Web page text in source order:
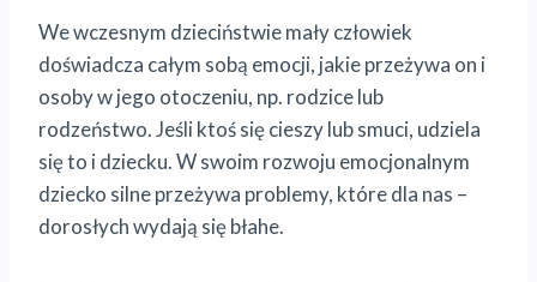
We wczesnym dzieciństwie mały człowiek
doświadcza całym sobą emocji, jakie przeżywa on i
osoby w jego otoczeniu, np. rodzice lub
rodzeństwo. Jeśli ktoś się cieszy lub smuci, udziela
się to i dziecku. W swoim rozwoju emocjonalnym
dziecko silne przeżywa problemy, które dla nas –
dorosłych wydają się błahe.